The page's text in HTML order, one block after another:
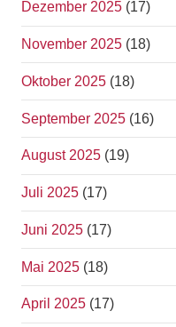
Dezember 2025 (17)
November 2025 (18)
Oktober 2025 (18)
September 2025 (16)
August 2025 (19)
Juli 2025 (17)
Juni 2025 (17)
Mai 2025 (18)
April 2025 (17)